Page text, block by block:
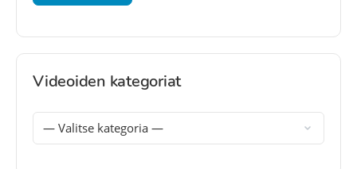
Videoiden kategoriat